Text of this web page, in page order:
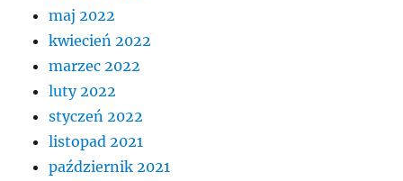
maj 2022
kwiecień 2022
marzec 2022
luty 2022
styczeń 2022
listopad 2021
październik 2021